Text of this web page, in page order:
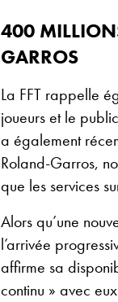
400
GARROS
La FFT rappelle
joueurs et le
a également
Roland-Garros,
que les services
Alors qu’une
l’arrivée
affirme sa
continu » avec